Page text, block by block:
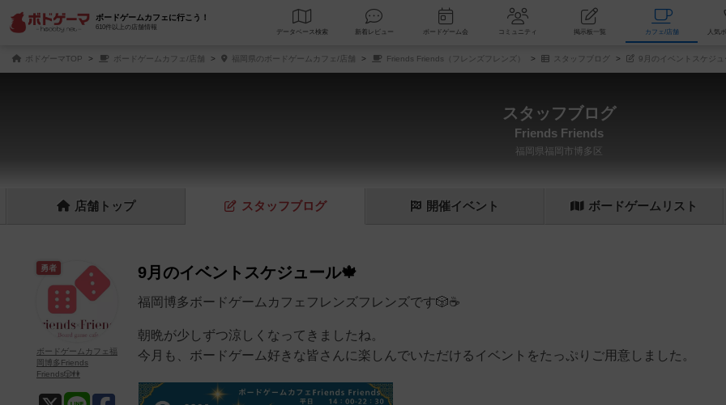
ボードゲームカフェに行こう！
610件以上の店舗情報
データベース 検索 新着レビュー ボードゲーム会 コミュニティ 掲示板一覧 カ
ボドゲーマTOP ボードゲームカフェ/店舗 福岡県のボードゲームカフェ/店舗 Friends Friends（フレンズフレンズ） スタッフブログ 9月のイベントスケジ
スタッフブログ
Friends Friends
福岡県福岡市博多区
店舗 トップ スタッフブログ 開催イベント ボードゲーム リスト
9月のイベントスケジュール🍁
福岡博多ボードゲームカフェフレンズフレンズです🎲☕️
朝晩が少しずつ涼しくなってきましたね。
今月も、ボードゲーム好きな皆さんに楽しんでいただけるイベントをたっぷりご用意しました。
勇者
ボードゲームカフェ福
岡博多Friends
Friends🎲👫